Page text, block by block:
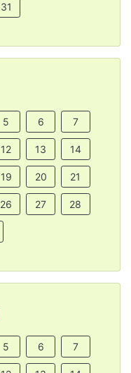
31
5 6 7
12 13 14
19 20 21
26 27 28
5 6 7